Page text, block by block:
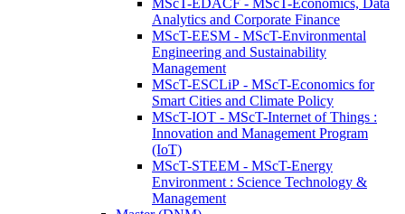
MScT-EDACF - MScT-Economics, Data
Analytics and Corporate Finance
MScT-EESM - MScT-Environmental
Engineering and Sustainability
Management
MScT-ESCLiP - MScT-Economics for
Smart Cities and Climate Policy
MScT-IOT - MScT-Internet of Things :
Innovation and Management Program
(IoT)
MScT-STEEM - MScT-Energy
Environment : Science Technology &
Management